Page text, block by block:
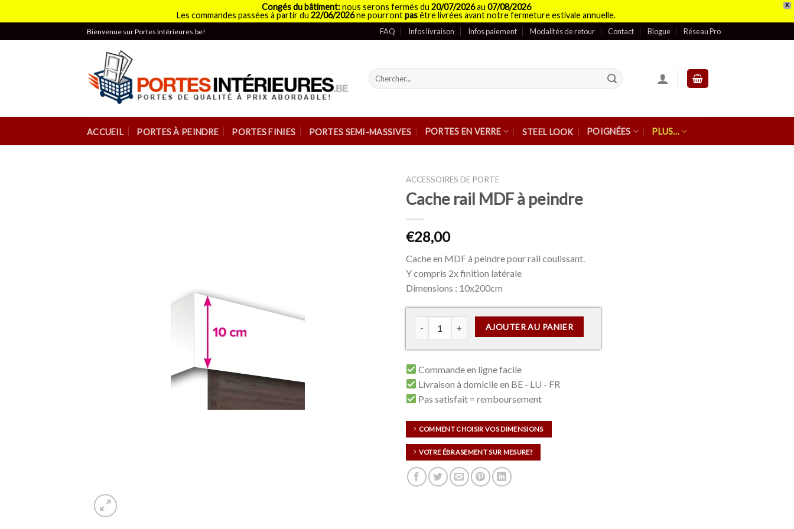
X
Congés du bâtiment:nous serons fermés du 20/07/2026au 07/08/2026
Les commandes passées à partir du 22/06/2026ne pourrontpasêtre livrées avant notre fermeture estivale annuelle.
to
Bienvenue sur Portes Intérieures.be! FAQ Infos livraison Infos paiement Modalités de retour Contact Blogue Réseau Pro
Recherche
pour :
ACCUEIL PORTES À PEINDRE PORTES FINIES PORTES SEMI-MASSIVES PORTES EN VERRE STEEL LOOK POIGNÉES PLUS…
ACCESSOIRES DE PORTE
Cache rail MDF à peindre
€28,00
Cache en MDF à peindre pour rail coulissant.
Y compris 2x finition latérale
Dimensions : 10x200cm
AJOUTER AU PANIER
quantité de Cache rail MDF à peindre
Commande en ligne facile
Livraison à domicile en BE - LU - FR
Pas satisfait = remboursement
COMMENT CHOISIR VOS DIMENSIONS
VOTRE ÉBRASEMENT SUR MESURE?